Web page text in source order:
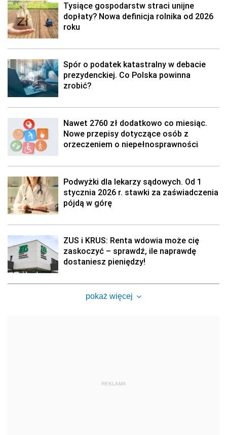
Tysiące gospodarstw straci unijne
dopłaty? Nowa definicja rolnika od 2026
roku
Spór o podatek katastralny w debacie
prezydenckiej. Co Polska powinna
zrobić?
Nawet 2760 zł dodatkowo co miesiąc.
Nowe przepisy dotyczące osób z
orzeczeniem o niepełnosprawności
Podwyżki dla lekarzy sądowych. Od 1
stycznia 2026 r. stawki za zaświadczenia
pójdą w górę
ZUS i KRUS: Renta wdowia może cię
zaskoczyć – sprawdź, ile naprawdę
dostaniesz pieniędzy!
pokaż więcej
REKLAMA